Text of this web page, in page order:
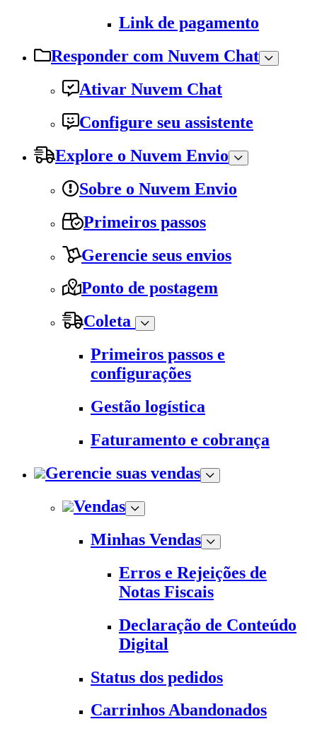
Link de pagamento
Responder com Nuvem Chat
Ativar Nuvem Chat
Configure seu assistente
Explore o Nuvem Envio
Sobre o Nuvem Envio
Primeiros passos
Gerencie seus envios
Ponto de postagem
Coleta
Primeiros passos e
configurações
Gestão logística
Faturamento e cobrança
Gerencie suas vendas
Vendas
Minhas Vendas
Erros e Rejeições de
Notas Fiscais
Declaração de Conteúdo
Digital
Status dos pedidos
Carrinhos Abandonados